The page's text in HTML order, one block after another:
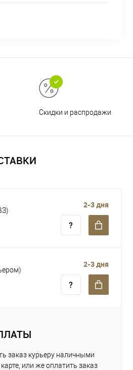
Скидки и распродажи
2-3 дня
2-3 дня
заказ курьеру наличными
или же оплатить заказ